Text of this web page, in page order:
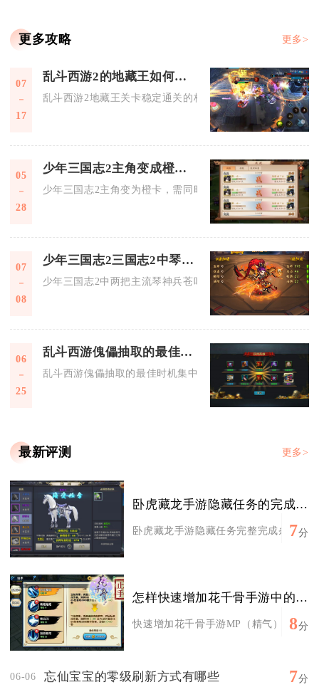
更多攻略 更多>
07
17
乱斗西游2的地藏王如何通关
乱斗西游2地藏王关卡稳定通关的核心是搭配1前排坦度英雄
05
28
少年三国志2主角变成橙卡需要具备什么条件
少年三国志2主角变为橙卡，需同时满足通关主角专属晋升
07
08
少年三国志2三国志2中琴神兵技能如何使用
少年三国志2中两把主流琴神兵苍叶绿绮琴与枯桐焦尾琴需
06
25
乱斗西游傀儡抽取的最佳时机是什么
乱斗西游傀儡抽取的最佳时机集中在专属傀儡抽取池开启、
最新评测 更多>
卧虎藏龙手游隐藏任务的完成条件是什么
卧虎藏龙手游隐藏任务完整完成条件分
7分
怎样快速增加花千骨手游中的mp
快速增加花千骨手游MP（精气）核心
8分
06-06 忘仙宝宝的零级刷新方式有哪些 7分